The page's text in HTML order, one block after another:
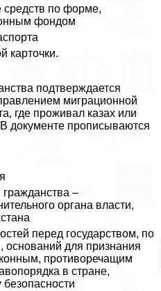
средств по форме,
фондом
карточки.
подтверждается
миграционной
где проживал казах или
документе прописываются
–
органа власти,
перед государством, по
оснований для признания
противоречащим
в стране,